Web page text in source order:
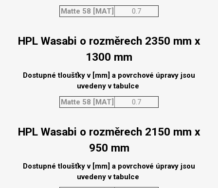
Matte 58 [MAT]
0.7
HPL Wasabi o rozměrech 2350 mm x
1300 mm
Dostupné tloušťky v [mm] a povrchové úpravy jsou
uvedeny v tabulce
Matte 58 [MAT]
0.7
HPL Wasabi o rozměrech 2150 mm x
950 mm
Dostupné tloušťky v [mm] a povrchové úpravy jsou
uvedeny v tabulce